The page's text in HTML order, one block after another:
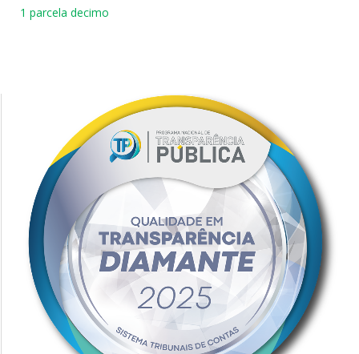
1 parcela decimo